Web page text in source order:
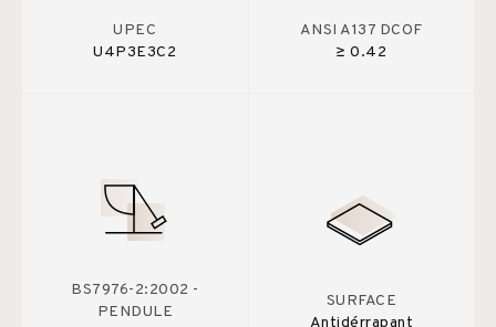
UPEC
U4P3E3C2
ANSI A137 DCOF
≥ 0.42
BS7976-2:2002 -
PENDULE
SURFACE
Antidérrapant